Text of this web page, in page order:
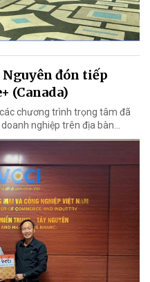
đón tiếp
(Canada)
chương trình trọng tâm đã
nghiệp trên địa bàn...